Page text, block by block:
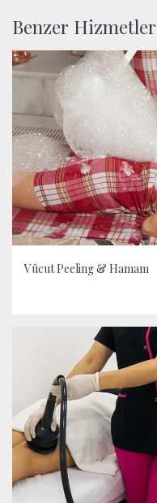
Benzer Hizmetler
Vücut Peeling & Hamam